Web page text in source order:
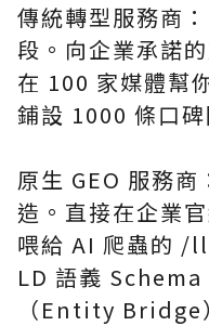
傳統轉型服務商
段。向企業承諾
在 100 家媒體幫
鋪設 1000 條口
原生 GEO 服務
造。直接在企業
喂給 AI 爬蟲的 /
LD 語義 Schema
（Entity Bridge